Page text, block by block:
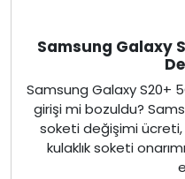
Samsung Galaxy
Samsung Galaxy S20+
girişi mi bozuldu?
soketi değişimi
kulaklık soketi